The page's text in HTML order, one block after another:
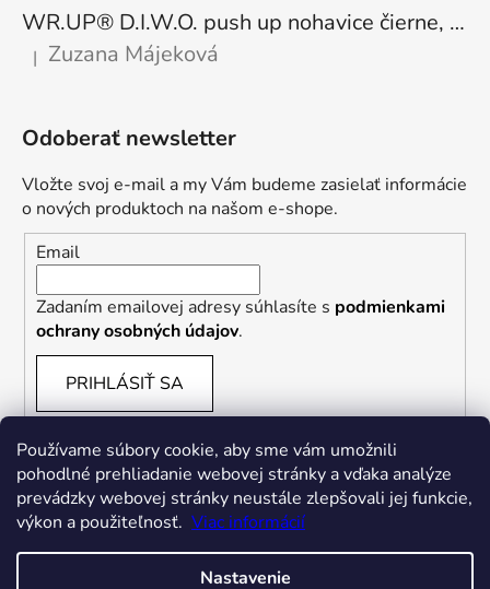
Používame súbory cookie, aby sme vám umožnili
pohodlné prehliadanie webovej stránky a vďaka analýze
prevádzky webovej stránky neustále zlepšovali jej funkcie,
výkon a použiteľnosť. Viac informácií
Nastavenie
WR.UP® D.I.W.O. push up nohavice čierne, zateplené, regular pás, WRUP1RF444, N
Hodnotenie produktu je 5 z 5 hviezdičiek.
| Zuzana Májeková
Odoberať newsletter
Vložte svoj e-mail a my Vám budeme zasielať informácie
o nových produktoch na našom e-shope.
Email
Zadaním emailovej adresy súhlasíte s podmienkami
ochrany osobných údajov.
PRIHLÁSIŤ SA